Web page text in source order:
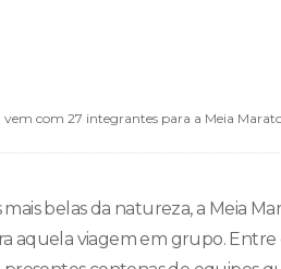
com 27 integrantes para a Meia
belas da natureza, a Meia
aquela viagem em grupo. Entre